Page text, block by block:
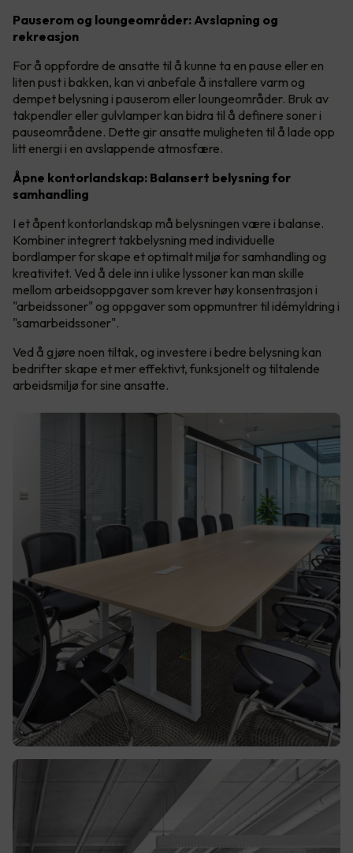
Pauserom og loungeområder: Avslapning og
rekreasjon
For å oppfordre de ansatte til å kunne ta en pause eller en
liten pust i bakken, kan vi anbefale å installere varm og
dempet belysning i pauserom eller loungeområder. Bruk av
takpendler eller gulvlamper kan bidra til å definere soner i
pauseområdene. Dette gir ansatte muligheten til å lade opp
litt energi i en avslappende atmosfære.
Åpne kontorlandskap: Balansert belysning for
samhandling
I et åpent kontorlandskap må belysningen være i balanse.
Kombiner integrert takbelysning med individuelle
bordlamper for skape et optimalt miljø for samhandling og
kreativitet. Ved å dele inn i ulike lyssoner kan man skille
mellom arbeidsoppgaver som krever høy konsentrasjon i
"arbeidssoner" og oppgaver som oppmuntrer til idémyldring i
"samarbeidssoner".
Ved å gjøre noen tiltak, og investere i bedre belysning kan
bedrifter skape et mer effektivt, funksjonelt og tiltalende
arbeidsmiljø for sine ansatte.